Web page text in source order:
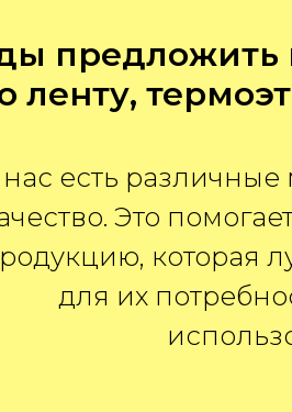
предложить
ленту,
есть
Это
которая
для их